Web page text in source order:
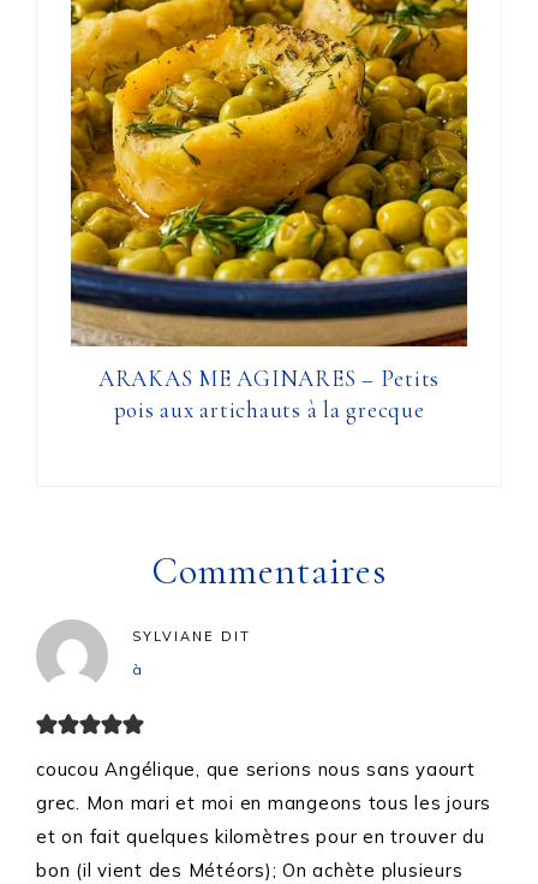
ARAKAS ME AGINARES – Petits
pois aux artichauts à la grecque
Commentaires
SYLVIANE DIT
à
coucou Angélique, que serions nous sans yaourt
grec. Mon mari et moi en mangeons tous les jours
et on fait quelques kilomètres pour en trouver du
bon (il vient des Météors); On achète plusieurs